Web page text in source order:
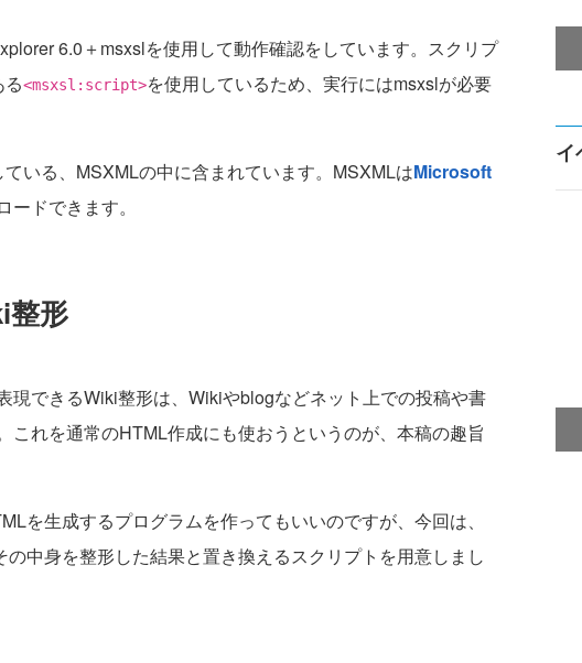
6.0＋msxslを使用して動作確認をしています。スクリプ
<msxsl:script>を使用しているため、実行にはmsxslが必要
いる、MSXMLの中に含まれています。MSXMLはMicrosoft
ードできます。
整形
現できるWiki整形は、Wikiやblogなどネット上での投稿や書
これを通常のHTML作成にも使おうというのが、本稿の趣旨
を生成するプログラムを作ってもいいのですが、今回は、
の中身を整形した結果と置き換えるスクリプトを用意しまし
イ